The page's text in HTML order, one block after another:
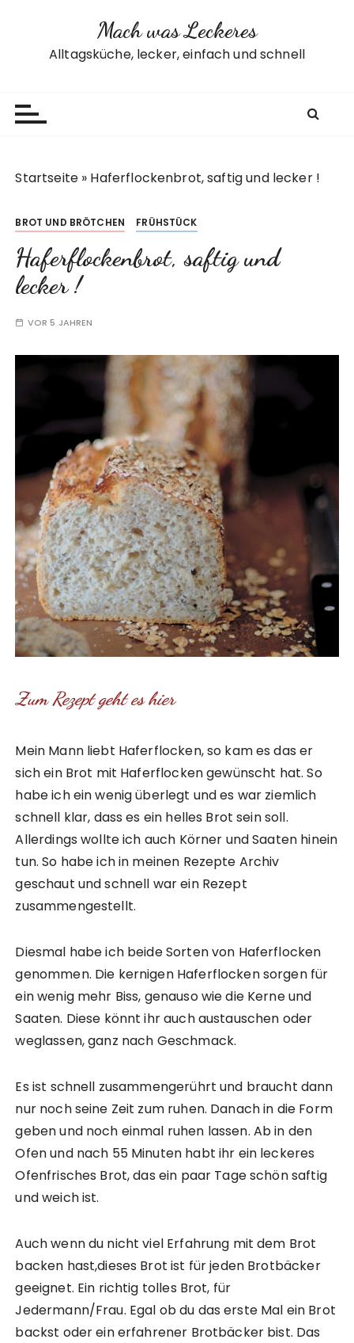
Mach was Leckeres
Alltagsküche, lecker, einfach und schnell
Startseite » Haferflockenbrot, saftig und lecker !
BROT UND BRÖTCHEN FRÜHSTÜCK
Haferflockenbrot, saftig und
lecker !
VOR 5 JAHREN
Zum Rezept geht es hier
Mein Mann liebt Haferflocken, so kam es das er
sich ein Brot mit Haferflocken gewünscht hat. So
habe ich ein wenig überlegt und es war ziemlich
schnell klar, dass es ein helles Brot sein soll.
Allerdings wollte ich auch Körner und Saaten hinein
tun. So habe ich in meinen Rezepte Archiv
geschaut und schnell war ein Rezept
zusammengestellt.
Diesmal habe ich beide Sorten von Haferflocken
genommen. Die kernigen Haferflocken sorgen für
ein wenig mehr Biss, genauso wie die Kerne und
Saaten. Diese könnt ihr auch austauschen oder
weglassen, ganz nach Geschmack.
Es ist schnell zusammengerührt und braucht dann
nur noch seine Zeit zum ruhen. Danach in die Form
geben und noch einmal ruhen lassen. Ab in den
Ofen und nach 55 Minuten habt ihr ein leckeres
Ofenfrisches Brot, das ein paar Tage schön saftig
und weich ist.
Auch wenn du nicht viel Erfahrung mit dem Brot
backen hast,dieses Brot ist für jeden Brotbäcker
geeignet. Ein richtig tolles Brot, für
Jedermann/Frau. Egal ob du das erste Mal ein Brot
backst oder ein erfahrener Brotbäcker bist. Das